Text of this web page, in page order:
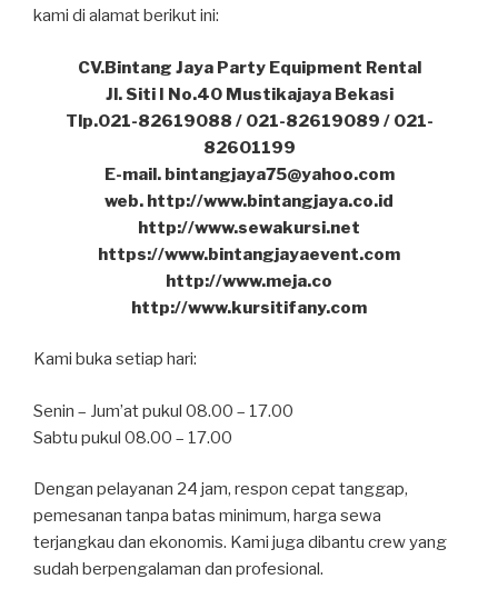
kami di alamat berikut ini:
CV.Bintang Jaya Party Equipment Rental
Jl. Siti I No.40 Mustikajaya Bekasi
Tlp.021-82619088 / 021-82619089 / 021-
82601199
E-mail. bintangjaya75@yahoo.com
web. http://www.bintangjaya.co.id
http://www.sewakursi.net
https://www.bintangjayaevent.com
http://www.meja.co
http://www.kursitifany.com
Kami buka setiap hari:
Senin – Jum’at pukul 08.00 – 17.00
Sabtu pukul 08.00 – 17.00
Dengan pelayanan 24 jam, respon cepat tanggap,
pemesanan tanpa batas minimum, harga sewa
terjangkau dan ekonomis. Kami juga dibantu crew yang
sudah berpengalaman dan profesional.